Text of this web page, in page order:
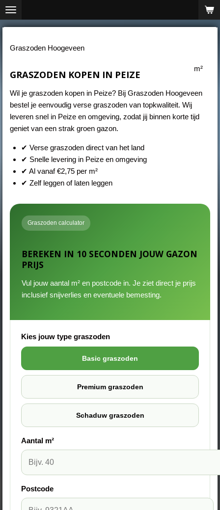
Ga
direct
deGraszoden Hoogeveen
GRASZODEN KOPEN IN PEIZE
Wil je graszoden kopen in Peize? Bij Graszoden Hoogeveen
bestel je eenvoudig verse graszoden van topkwaliteit. Wij
leveren snel in Peize en omgeving, zodat jij binnen korte tijd
geniet van een strak groen gazon.
✔ Verse graszoden direct van het land
✔ Snelle levering in Peize en omgeving
✔ Al vanaf €2,75 per m²
✔ Zelf leggen of laten leggen
Graszoden calculator
BEREKEN IN 10 SECONDEN JOUW GAZON
PRIJS
Vul jouw aantal m² en postcode in. Je ziet direct je prijs
inclusief snijverlies en eventuele bemesting.
Kies jouw type graszoden
Basic graszoden
Premium graszoden
Schaduw graszoden
Aantal m²
m²
Postcode